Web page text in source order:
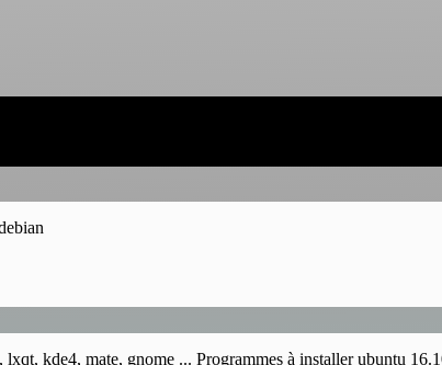
kde4, mate, gnome ... Programmes à installer ubuntu